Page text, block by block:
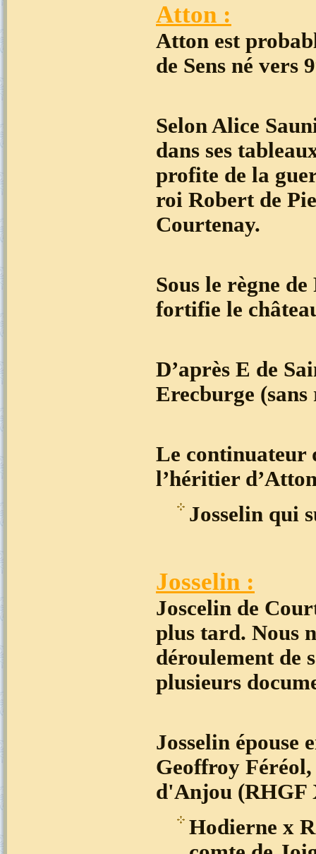
Atton :
Atton est
de Sens né vers
Selon Alice
dans ses
profite de la
roi Robert de
Courtenay.
Sous le règne
fortifie le
D’après E de
Erecburge (sans
Le continuateur
l’héritier
Josselin qui
Josselin :
Joscelin de
plus tard. Nous
déroulement de
plusieurs
Josselin épouse
Geoffroy
d'Anjou (RHGF
Hodierne x